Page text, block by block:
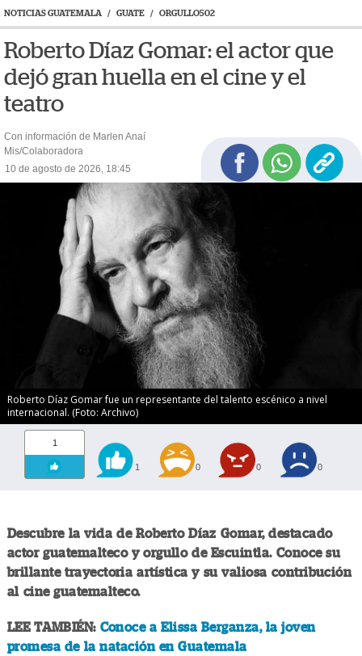
NOTICIAS GUATEMALA / GUATE / ORGULLO502
Roberto Díaz Gomar: el actor que
dejó gran huella en el cine y el
teatro
Con información de Marlen Anaí
Mis/Colaboradora
10 de agosto de 2026, 18:45
Roberto Díaz Gomar fue un representante del talento escénico a nivel
internacional. (Foto: Archivo)
1
1 0 0 0
Descubre la vida de Roberto Díaz Gomar, destacado
actor guatemalteco y orgullo de Escuintla. Conoce su
brillante trayectoria artística y su valiosa contribución
al cine guatemalteco.
LEE TAMBIÉN: Conoce a Elissa Berganza, la joven
promesa de la natación en Guatemala